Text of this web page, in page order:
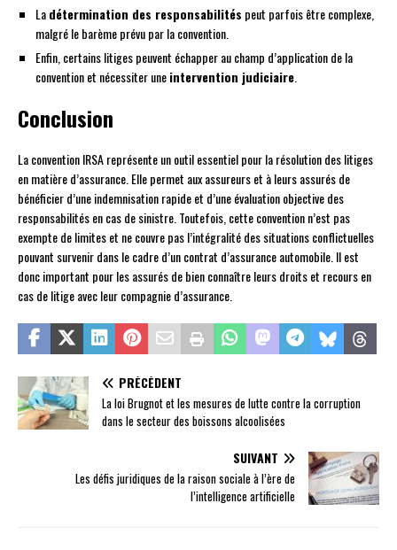
Ladétermination des responsabilités peut parfois être complexe,
malgré le barème prévu par la convention.
Enfin, certains litiges peuvent échapper au champ d’application de la
convention et nécessiter uneintervention judiciaire
Conclusion
La convention IRSA représente un outil essentiel pour la résolution des litiges
en matière d’assurance. Elle permet aux assureurs et à leurs assurés de
bénéficier d’une indemnisation rapide et d’une évaluation objective des
responsabilités en cas de sinistre. Toutefois, cette convention n’est pas
exempte de limites et ne couvre pas l’intégralité des situations conflictuelles
pouvant survenir dans le cadre d’un contrat d’assurance automobile. Il est
donc important pour les assurés de bien connaître leurs droits et recours en
cas de litige avec leur compagnie d’assurance.
PRÉCÉDENT
La loi Brugnot et les mesures de lutte contre la corruption
dans le secteur des boissons alcoolisées
SUIVANT
Les défis juridiques de la raison sociale à l’ère de
l’intelligence artificielle